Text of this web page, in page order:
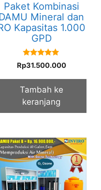
Paket Kombinasi
Mineral dan
Kapasitas 1.000
GPD
5.00
out of 5
Rp31.500.000
Tambah ke
keranjang